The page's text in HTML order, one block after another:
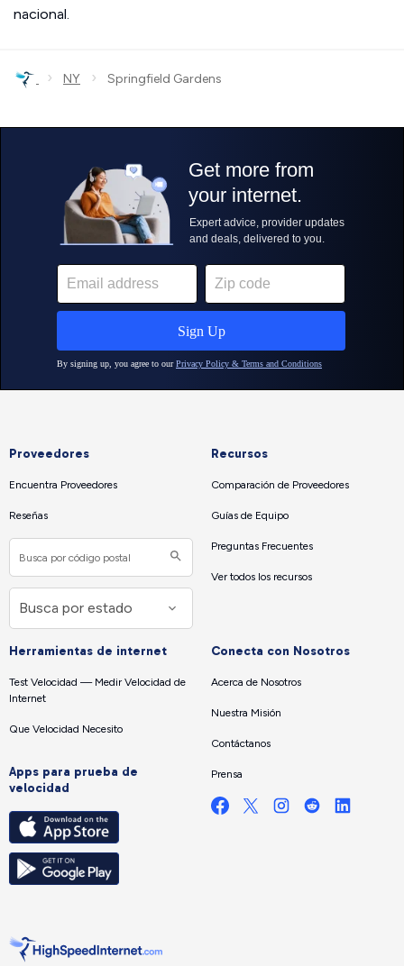
nacional.
› NY › Springfield Gardens
Proveedores
Encuentra Proveedores
Reseñas
Recursos
Comparación de Proveedores
Guías de Equipo
Preguntas Frecuentes
Ver todos los recursos
Herramientas de internet
Test Velocidad — Medir Velocidad de
Internet
Que Velocidad Necesito
Apps para prueba de
velocidad
Conecta con Nosotros
Acerca de Nosotros
Nuestra Misión
Contáctanos
Prensa